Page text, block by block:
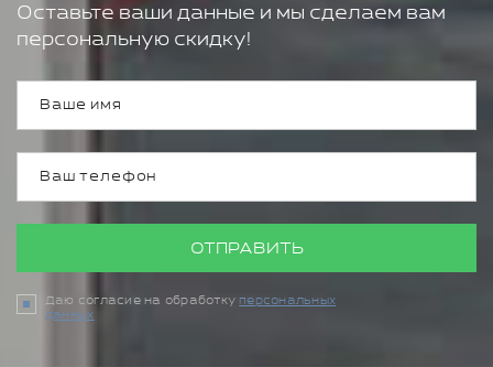
Оставьте ваши данные и мы сделаем вам
персональную скидку!
ОТПРАВИТЬ
Даю согласие на обработку персональных
данных